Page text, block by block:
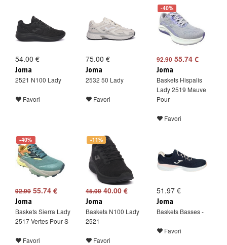
54.00 €
Joma
2521 N100 Lady
Favori
75.00 €
Joma
2532 50 Lady
Favori
-40%
92.9055.74 €
Joma
Baskets Hispalis
Lady 2519 Mauve
Pour
Favori
-40%
92.90 55.74 €
Joma
Baskets Sierra Lady
2517 Vertes Pour S
Favori
-11%
45.0040.00 €
Joma
Baskets N100 Lady
2521
Favori
51.97 €
Joma
Baskets Basses -
Favori